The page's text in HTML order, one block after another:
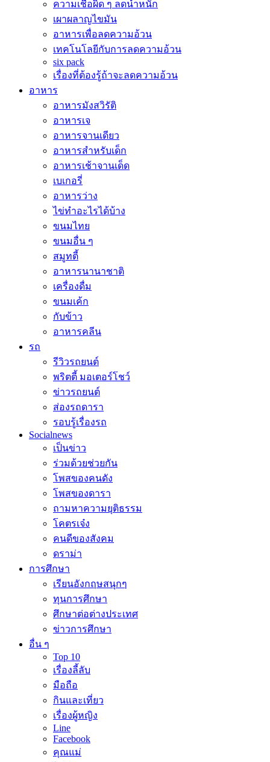
ความเชื่อผิด ๆ ลดน้ำหนัก
เผาผลาญไขมัน
อาหารเพื่อลดความอ้วน
เทคโนโลยีกับการลดความอ้วน
six pack
เรื่องที่ต้องรู้ถ้าจะลดความอ้วน
อาหาร
อาหารมังสวิรัติ
อาหารเจ
อาหารจานเดียว
อาหารสำหรับเด็ก
อาหารเช้าจานเด็ด
เบเกอรี่
อาหารว่าง
ไข่ทำอะไรได้บ้าง
ขนมไทย
ขนมอื่น ๆ
สมูทตี้
อาหารนานาชาติ
เครื่องดื่ม
ขนมเค้ก
กับข้าว
อาหารคลีน
รถ
รีวิวรถยนต์
พริตตี้ มอเตอร์โชว์
ข่าวรถยนต์
ส่องรถดารา
รอบรู้เรื่องรถ
Socialnews
เป็นข่าว
ร่วมด้วยช่วยกัน
โพสของคนดัง
โพสของดารา
ถามหาความยุติธรรม
โคตรเจ๋ง
คนดีของสังคม
ดราม่า
การศึกษา
เรียนอังกฤษสนุกๆ
ทุนการศึกษา
ศึกษาต่อต่างประเทศ
ข่าวการศึกษา
อื่น ๆ
Top 10
เรื่องลี้ลับ
มือถือ
กินและเที่ยว
เรื่องผู้หญิง
Line
Facebook
คุณแม่